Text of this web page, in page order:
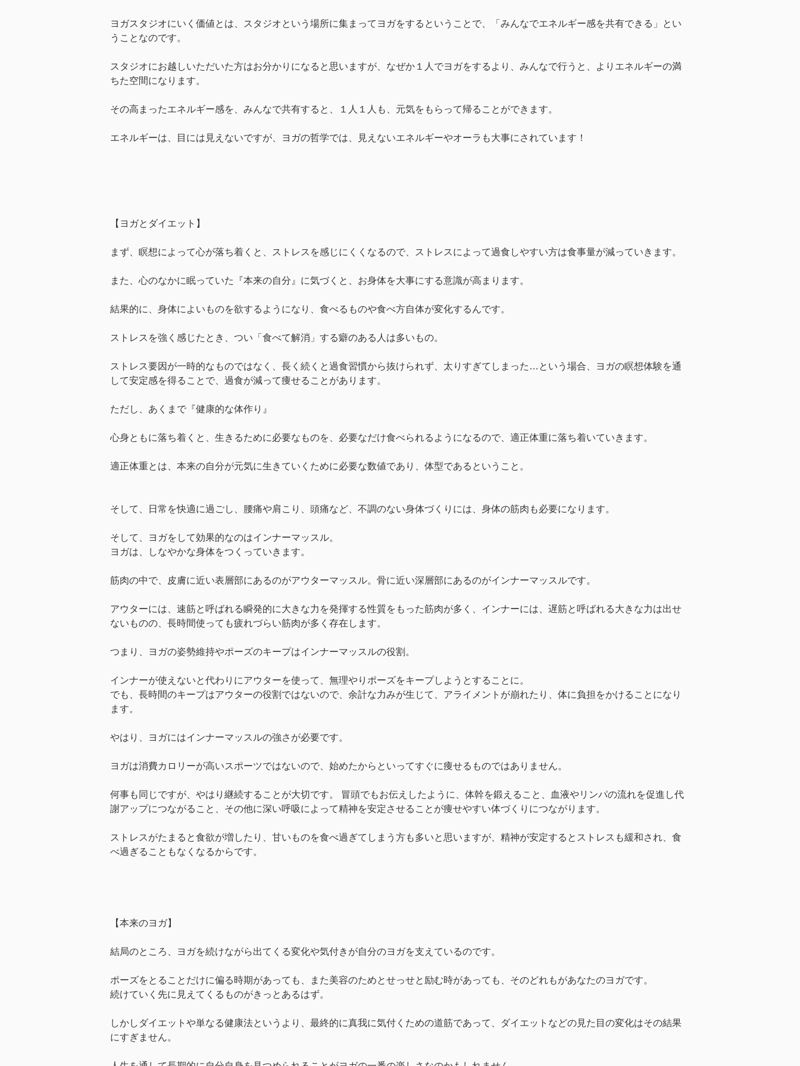
ヨガスタジオにいく価値とは、スタジオという場所に集まってヨガをするということで、「みんなでエネルギー感を共有できる」とい
うことなのです。
スタジオにお越しいただいた方はお分かりになると思いますが、なぜか１人でヨガをするより、みんなで行うと、よりエネルギーの満
ちた空間になります。
その高まったエネルギー感を、みんなで共有すると、１人１人も、元気をもらって帰ることができます。
エネルギーは、目には見えないですが、ヨガの哲学では、見えないエネルギーやオーラも大事にされています！
【ヨガとダイエット】
まず、瞑想によって心が落ち着くと、ストレスを感じにくくなるので、ストレスによって過食しやすい方は食事量が減っていきます。
また、心のなかに眠っていた『本来の自分』に気づくと、お身体を大事にする意識が高まります。
結果的に、身体によいものを欲するようになり、食べるものや食べ方自体が変化するんです。
ストレスを強く感じたとき、つい「食べて解消」する癖のある人は多いもの。
ストレス要因が一時的なものではなく、長く続くと過食習慣から抜けられず、太りすぎてしまった…という場合、ヨガの瞑想体験を通
して安定感を得ることで、過食が減って痩せることがあります。
ただし、あくまで『健康的な体作り』
心身ともに落ち着くと、生きるために必要なものを、必要なだけ食べられるようになるので、適正体重に落ち着いていきます。
適正体重とは、本来の自分が元気に生きていくために必要な数値であり、体型であるということ。
そして、日常を快適に過ごし、腰痛や肩こり、頭痛など、不調のない身体づくりには、身体の筋肉も必要になります。
そして、ヨガをして効果的なのはインナーマッスル。
ヨガは、しなやかな身体をつくっていきます。
筋肉の中で、皮膚に近い表層部にあるのがアウターマッスル。骨に近い深層部にあるのがインナーマッスルです。
アウターには、速筋と呼ばれる瞬発的に大きな力を発揮する性質をもった筋肉が多く、インナーには、遅筋と呼ばれる大きな力は出せ
ないものの、長時間使っても疲れづらい筋肉が多く存在します。
つまり、ヨガの姿勢維持やポーズのキープはインナーマッスルの役割。
インナーが使えないと代わりにアウターを使って、無理やりポーズをキープしようとすることに。
でも、長時間のキープはアウターの役割ではないので、余計な力みが生じて、アライメントが崩れたり、体に負担をかけることになり
ます。
やはり、ヨガにはインナーマッスルの強さが必要です。
ヨガは消費カロリーが高いスポーツではないので、始めたからといってすぐに痩せるものではありません。
何事も同じですが、やはり継続することが大切です。 冒頭でもお伝えしたように、体幹を鍛えること、血液やリンパの流れを促進し代
謝アップにつながること、その他に深い呼吸によって精神を安定させることが痩せやすい体づくりにつながります。
ストレスがたまると食欲が増したり、甘いものを食べ過ぎてしまう方も多いと思いますが、精神が安定するとストレスも緩和され、食
べ過ぎることもなくなるからです。
【本来のヨガ】
結局のところ、ヨガを続けながら出てくる変化や気付きが自分のヨガを支えているのです。
ポーズをとることだけに偏る時期があっても、また美容のためとせっせと励む時があっても、そのどれもがあなたのヨガです。
続けていく先に見えてくるものがきっとあるはず。
しかしダイエットや単なる健康法というより、最終的に真我に気付くための道筋であって、ダイエットなどの見た目の変化はその結果
にすぎません。